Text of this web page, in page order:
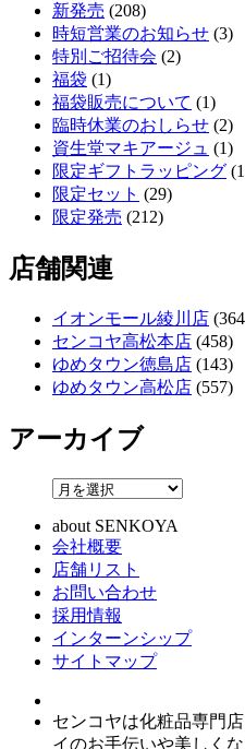
新発売 (208)
時短営業のお知らせ (3)
特別ご招待会 (2)
福袋 (1)
福袋販売について (1)
臨時休業のおしらせ (2)
資生堂マキアージュ (1)
限定ギフトラッピング
限定セット (29)
限定発売 (212)
店舗関連
イオンモール綾川店
センコヤ高松本店 (458)
ゆめタウン徳島店 (143)
ゆめタウン高松店 (557)
アーカイブ
about SENKOYA
会社概要
店舗リスト
お問い合わせ
採用情報
インターンシップ
サイトマップ
センコヤは化粧品専門
イのお手伝いや美しく